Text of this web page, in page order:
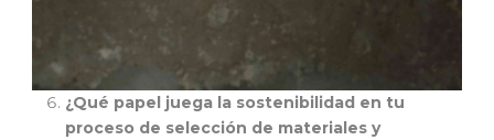
¿Qué papel juega la sostenibilidad en tu
proceso de selección de materiales y